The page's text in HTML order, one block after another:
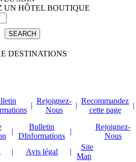
UN HÔTEL BOUTIQUE
DESTINATIONS
|
Rejoignez-
Nous
|
Recommandez
cette page
|
|
Bulletin
DInformations
|
Rejoignez-
Nous
| Avis légal |
Site
Map